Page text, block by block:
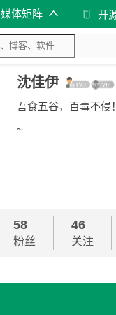
媒体矩阵 开
沈佳伊
吾食五谷，百毒不侵！
~
58
粉丝
46
关注